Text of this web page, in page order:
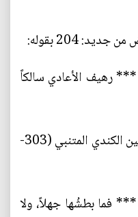
204 بقوله:
رهيف الأعادي سالكاً
أو قول أبو الطيب أحمد بن الحسين الكندي المتنبي (303-
*** فما بطشُها جهلاً، ولا